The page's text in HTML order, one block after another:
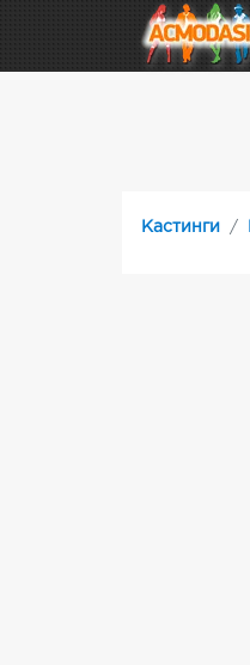
Кастинги